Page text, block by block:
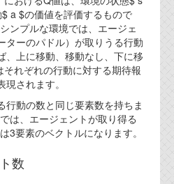
a $の価値を評価するもので
ンプルな環境では、エージェ
ターのパドル）が取りうる行動
、上に移動、移動なし、下に移
れぞれの行動に対する期待報
されます。
行動の数と同じ要素数を持ちま
は、エージェントが取り得る
3要素のベクトルになります。
数